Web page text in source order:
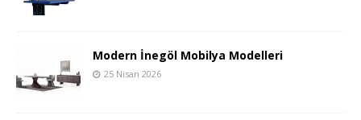
Modern İnegöl Mobilya Modelleri
25 Nisan 2026